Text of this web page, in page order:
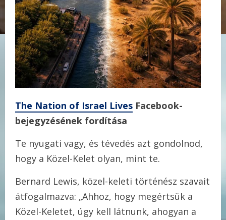
The Nation of Israel Lives Facebook-
bejegyzésének fordítása
Te nyugati vagy, és tévedés azt gondolnod,
hogy a Közel-Kelet olyan, mint te.
Bernard Lewis, közel-keleti történész szavait
átfogalmazva: „Ahhoz, hogy megértsük a
Közel-Keletet, úgy kell látnunk, ahogyan a